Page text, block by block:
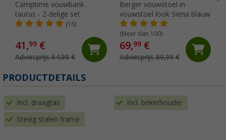
Camptime vouwbank
taurus - 2-delige set
(16)
41,99 €
Adviesprijs 64,99 €
Berger vouwstoel in
vouwstoel look Siena blauw
(Meer dan 100)
69,99€
Adviesprijs 89,99 €
PRODUCTDETAILS
Incl. draagtas Incl. bekerhouder
Stevig stalen frame